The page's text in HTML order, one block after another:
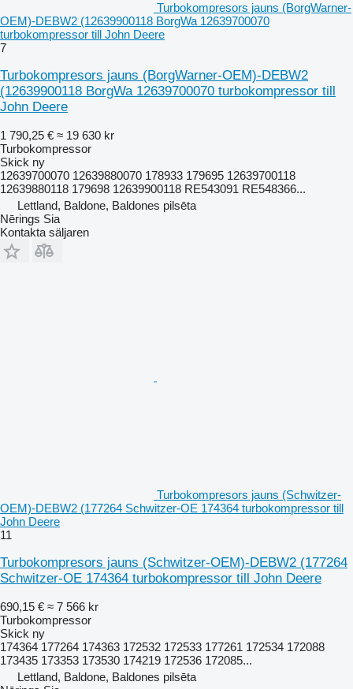
Turbokompresors jauns (BorgWarner-
OEM)-DEBW2 (12639900118 BorgWa 12639700070
turbokompressor till John Deere
7
Turbokompresors jauns (BorgWarner-OEM)-DEBW2
(12639900118 BorgWa 12639700070 turbokompressor till
John Deere
1 790,25 € ≈ 19 630 kr
Turbokompressor
Skick ny
12639700070 12639880070 178933 179695 12639700118
12639880118 179698 12639900118 RE543091 RE548366...
Lettland, Baldone, Baldones pilsēta
Nērings Sia
Kontakta säljaren
Turbokompresors jauns (Schwitzer-
OEM)-DEBW2 (177264 Schwitzer-OE 174364 turbokompressor till
John Deere
11
Turbokompresors jauns (Schwitzer-OEM)-DEBW2 (177264
Schwitzer-OE 174364 turbokompressor till John Deere
690,15 € ≈ 7 566 kr
Turbokompressor
Skick ny
174364 177264 174363 172532 172533 177261 172534 172088
173435 173353 173530 174219 172536 172085...
Lettland, Baldone, Baldones pilsēta